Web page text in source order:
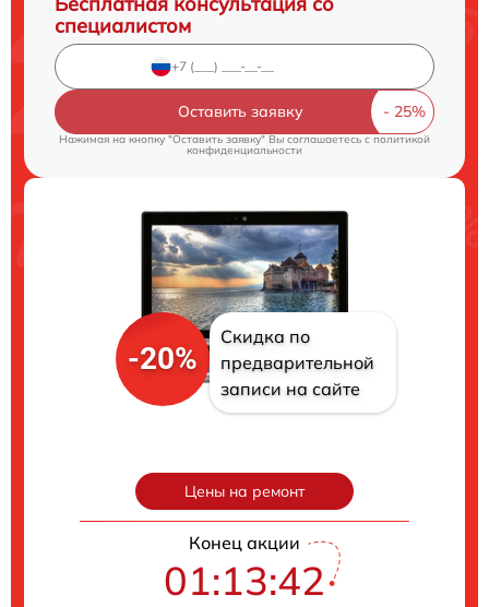
специалистом
Оставить заявку
Нажимая на кнопку "Оставить заявку" Вы соглашаетесь cполитикой
конфиденциальности
-20%
Скидка по
предварительной
записи на сайте
Цены на ремонт
Конец акции
01:13:41